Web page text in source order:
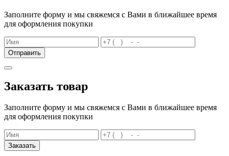
Заполните форму и мы свяжемся с Вами в ближайшее время
для оформления покупки
Отправить
Заказать товар
Заполните форму и мы свяжемся с Вами в ближайшее время
для оформления покупки
Заказать